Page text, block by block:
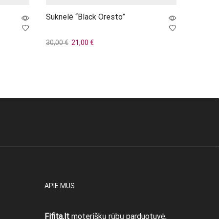
Suknelė “Black Oresto”
30,00€ Original
21,00 €Current
APIE MUS
Fifita.lt moteriškų rūbų parduotuvė,